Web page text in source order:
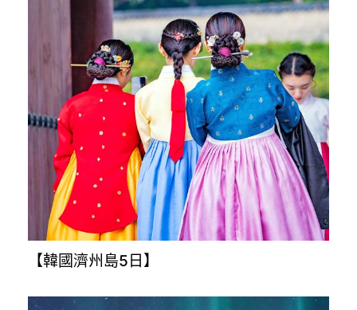
【韓國濟州島5日】